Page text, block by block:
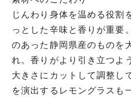
じんわり身体を温める役割
っとした辛味と香りが重要
のあった静岡県産のものを
れ。香りがより引き立つよ
大きさにカットして調整し
を演出するレモングラスも